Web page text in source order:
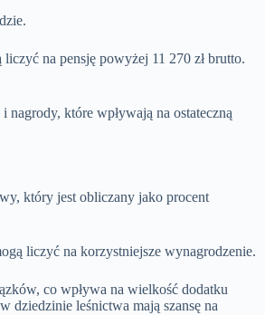
na pensję powyżej 11 270 zł brutto.
nagrody, które wpływają na ostateczną
który jest obliczany jako procent
liczyć na korzystniejsze wynagrodzenie.
co wpływa na wielkość dodatku
dziedzinie leśnictwa mają szansę na